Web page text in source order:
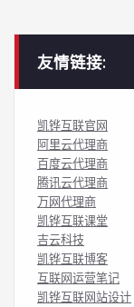
友情链接:
凯铧互联官网
阿里云代理商
百度云代理商
腾讯云代理商
万网代理商
凯铧互联课堂
吉云科技
凯铧互联博客
互联网运营笔记
凯铧互联网站设计